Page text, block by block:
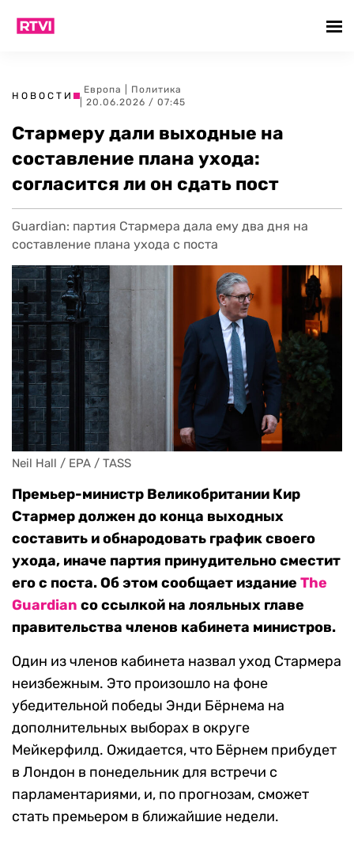
НОВОСТИ
Европа
Политика
| 20.06.2026 / 07:45
Стармеру дали выходные на
составление плана ухода:
согласится ли он сдать пост
Guardian: партия Стармера дала ему два дня на
составление плана ухода с поста
Neil Hall / EPA / TASS
Премьер-министр Великобритании Кир
Стармер должен до конца выходных
составить и обнародовать график своего
ухода, иначе партия принудительно сместит
его с поста. Об этом сообщает издание The
Guardian со ссылкой на лояльных главе
правительства членов кабинета министров.
Один из членов кабинета назвал уход Стармера
неизбежным. Это произошло на фоне
убедительной победы Энди Бёрнема на
дополнительных выборах в округе
Мейкерфилд. Ожидается, что Бёрнем прибудет
в Лондон в понедельник для встречи с
парламентариями, и, по прогнозам, сможет
стать премьером в ближайшие недели.